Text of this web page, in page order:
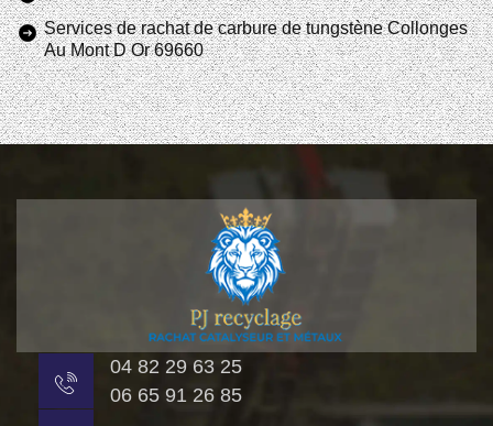
Services de rachat de carbure de tungstène Collonges
Au Mont D Or 69660
04 82 29 63 25
06 65 91 26 85